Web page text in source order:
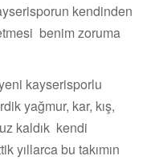
kendinden
benim zoruma
kayserisporlu
yağmur, kar, kış,
kaldık kendi
yıllarca bu takımın